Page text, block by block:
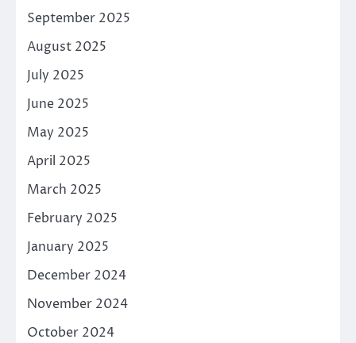
September 2025
August 2025
July 2025
June 2025
May 2025
April 2025
March 2025
February 2025
January 2025
December 2024
November 2024
October 2024